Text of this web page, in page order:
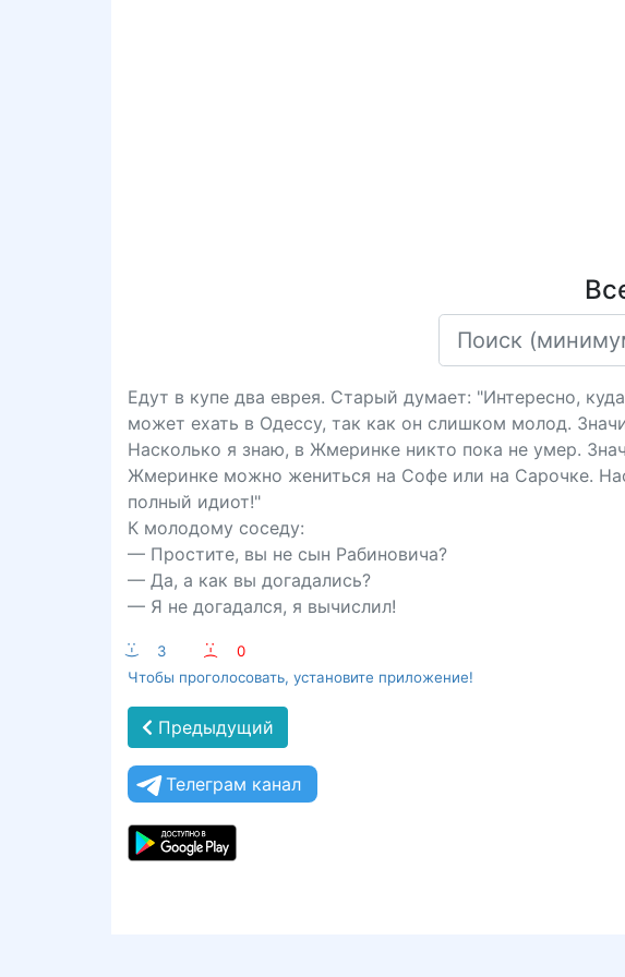
Едут в купе два еврея. Старый думает: "Интересно,
может ехать в Одессу, так как он слишком молод.
Насколько я знаю, в Жмеринке никто пока не умер.
Жмеринке можно жениться на Софе или на Сарочке.
полный идиот!"
К молодому соседу:
— Простите, вы не сын Рабиновича?
— Да, а как вы догадались?
— Я не догадался, я вычислил!
:-) 3 :-(
0
Чтобы проголосовать, установите приложение!
Предыдущий
Телеграм канал